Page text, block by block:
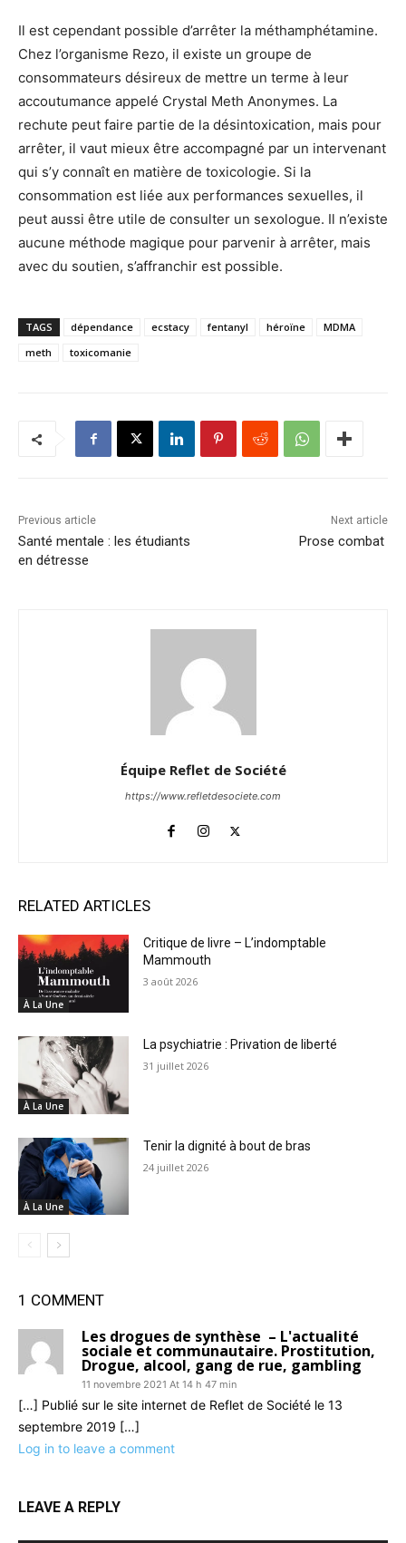
Il est cependant possible d’arrêter la méthamphétamine.
Chez l’organisme Rezo, il existe un groupe de
consommateurs désireux de mettre un terme à leur
accoutumance appelé Crystal Meth Anonymes. La
rechute peut faire partie de la désintoxication, mais pour
arrêter, il vaut mieux être accompagné par un intervenant
qui s’y connaît en matière de toxicologie. Si la
consommation est liée aux performances sexuelles, il
peut aussi être utile de consulter un sexologue. Il n’existe
aucune méthode magique pour parvenir à arrêter, mais
avec du soutien, s’affranchir est possible.
TAGS dépendance ecstacy fentanyl héroïne
MDMA
meth
toxicomanie
Previous article
Santé mentale : les étudiants
en détresse
Next article
Prose combat
Équipe Reflet de Société
https://www.refletdesociete.com
RELATED ARTICLES
À La Une
Critique de livre – L’indomptable
Mammouth
3 août 2026
À La Une
La psychiatrie : Privation de liberté
31 juillet 2026
À La Une
Tenir la dignité à bout de bras
24 juillet 2026
1 COMMENT
Les drogues de synthèse – L'actualité
sociale et communautaire. Prostitution,
Drogue, alcool, gang de rue, gambling
11 novembre 2021 At 14 h 47 min
[…] Publié sur le site internet de Reflet de Société le 13
septembre 2019 […]
Log in to leave a comment
LEAVE A REPLY